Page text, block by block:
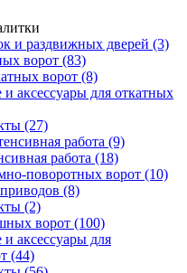
и раздвижных дверей (3)
ворот (83)
ворот (8)
аксессуары для откатных
(27)
работа (9)
работа (18)
поворотных ворот (10)
(8)
(2)
ворот (100)
аксессуары для
(44)